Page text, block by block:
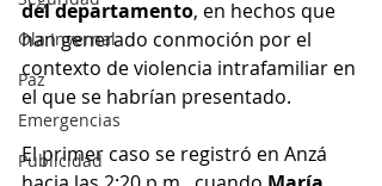
Ola Invernal
Paz
Emergencias
Publicidad
del departamento, en hechos que
han generado conmoción por el
contexto de violencia intrafamiliar en
el que se habrían presentado.
El primer caso se registró en Anzá